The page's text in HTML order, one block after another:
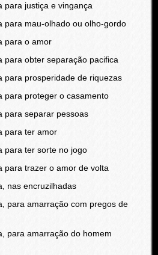
para justiça e vingança
para mau-olhado ou olho-gordo
para o amor
para obter separação pacifica
para prosperidade de riquezas
para proteger o casamento
para separar pessoas
para ter amor
para ter sorte no jogo
para trazer o amor de volta
nas encruzilhadas
para amarração com pregos de
para amarração do homem